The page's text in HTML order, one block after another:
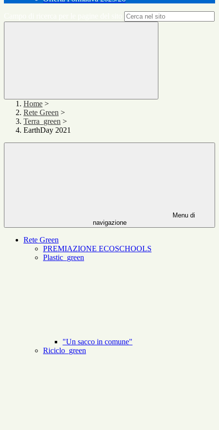
Home >
Rete Green >
Terra_green >
EarthDay 2021
Menu di
navigazione
Rete Green
PREMIAZIONE ECOSCHOOLS
Plastic_green
"Un sacco in comune"
Riciclo_green